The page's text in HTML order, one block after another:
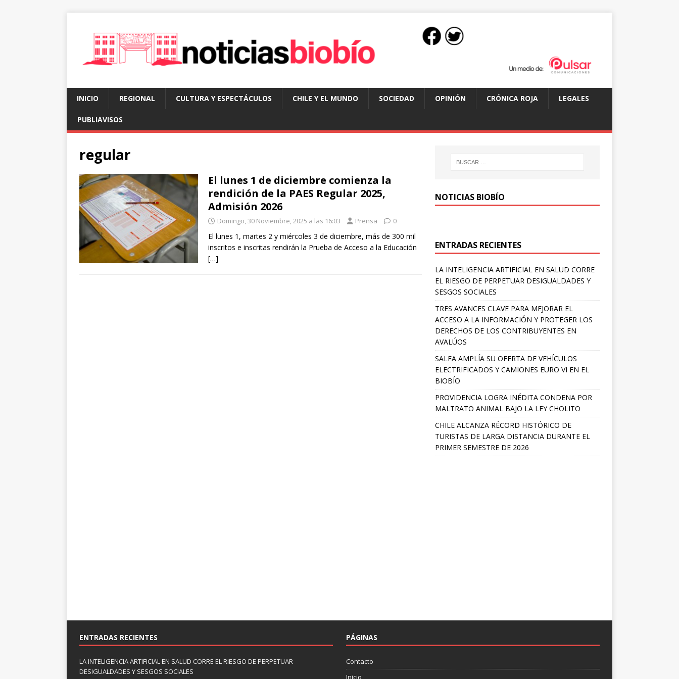
INICIO REGIONAL CULTURA Y ESPECTÁCULOS CHILE Y EL MUNDO SOCIEDAD OPINIÓN CRÓNICA ROJA LEGALES
PUBLIAVISOS
regular
El lunes 1 de diciembre comienza la
rendición de la PAES Regular 2025,
Admisión 2026
Domingo, 30 Noviembre, 2025 a las 16:03 Prensa 0
El lunes 1, martes 2 y miércoles 3 de diciembre, más de 300 mil
inscritos e inscritas rendirán la Prueba de Acceso a la Educación
[…]
NOTICIAS BIOBÍO
ENTRADAS RECIENTES
LA INTELIGENCIA ARTIFICIAL EN SALUD CORRE
EL RIESGO DE PERPETUAR DESIGUALDADES Y
SESGOS SOCIALES
TRES AVANCES CLAVE PARA MEJORAR EL
ACCESO A LA INFORMACIÓN Y PROTEGER LOS
DERECHOS DE LOS CONTRIBUYENTES EN
AVALÚOS
SALFA AMPLÍA SU OFERTA DE VEHÍCULOS
ELECTRIFICADOS Y CAMIONES EURO VI EN EL
BIOBÍO
PROVIDENCIA LOGRA INÉDITA CONDENA POR
MALTRATO ANIMAL BAJO LA LEY CHOLITO
CHILE ALCANZA RÉCORD HISTÓRICO DE
TURISTAS DE LARGA DISTANCIA DURANTE EL
PRIMER SEMESTRE DE 2026
ENTRADAS RECIENTES
LA INTELIGENCIA ARTIFICIAL EN SALUD CORRE EL RIESGO DE PERPETUAR
DESIGUALDADES Y SESGOS SOCIALES
PÁGINAS
Contacto
Inicio